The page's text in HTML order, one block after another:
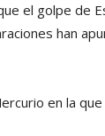
el golpe de
han
en la